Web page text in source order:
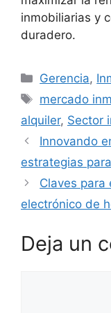
inmobiliarias y
duradero.
Categorías
Gerencia,
Etiquetas
mercado
alquiler, Sector
Innovando
estrategias
Claves para
electrónico de
Deja un